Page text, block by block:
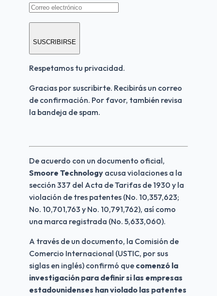
SUSCRIBIRSE
Respetamos tu privacidad.
Gracias por suscribirte. Recibirás un correo
de confirmación. Por favor, también revisa
la bandeja de spam.
Smoore Technology acusa violaciones a la
sección 337 del Acta de Tarifas de 1930 y la
violación de tres patentes (No. 10,357,623;
No. 10,701,763 y No. 10,791,762), así como
una marca registrada (No. 5,633,060).
A través de un documento, la Comisión de
Comercio Internacional (USTIC, por sus
siglas en inglés) confirmó que comenzó la
investigación para definir si las empresas